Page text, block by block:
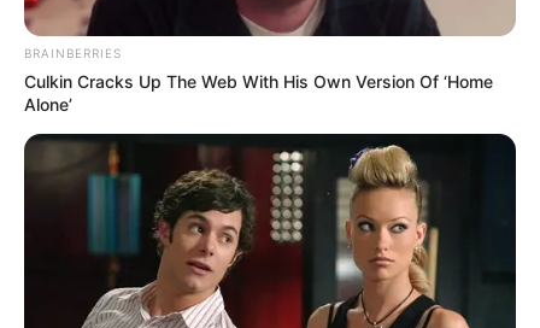
BRAINBERRIES
Culkin Cracks Up The Web With His Own Version Of ‘Home
Alone’